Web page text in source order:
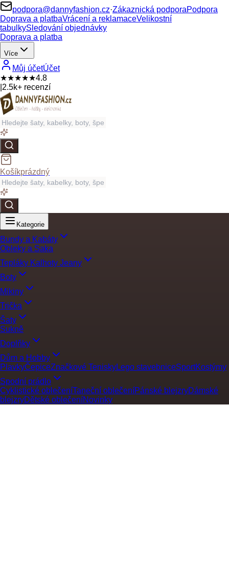
podpora@dannyfashion.cz·Zákaznická podporaPodpora
Doprava a platbaVrácení a reklamaceVelikostní
tabulkySledování objednávky
Doprava a platba
Více
Můj účetÚčet
★★★★★4.8
2.5k+ recenzí
Košíkprázdný
Kategorie
Bundy a Kabáty
Obleky a Saka
Tepláky Kalhoty Jeany
Boty
Mikiny
Trička
Šaty
Sukně
Doplňky
Dům a Hobby
PlavkyČepiceZnačkové TeniskyLego stavebniceSportKostýmy
Spodní prádlo
Cyklistické oblečeníTaneční oblečeníPánské blejzryDámské
blejzryDětské oblečeníNovinky